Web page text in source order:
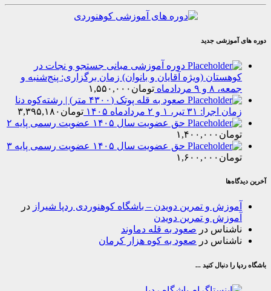
جدید
دوره آموزشی مبانی جستجو و نجات در
(ویژه آقایان و بانوان) زمان برگزاری: پنج‌شنبه و
تومان۱,۵۵۰,۰۰۰
صعود به قله پوتک (۴۳۰۰ متر) | رشته‌کوه دنا
۳۱ تیر، ۱ و ۲ مردادماه ۱۴۰۵
تومان ۳,۳۹۵,۱۸۰
حق عضویت سال ۱۴۰۵ عضویت رسمی پایه ۲
۱,۴۰۰,۰۰۰
حق عضویت سال ۱۴۰۵ عضویت رسمی پایه ۳
۱,۶۰۰,۰۰۰
و تمرین دویدن – باشگاه کوهنوردی ردپا شیراز در
و تمرین دویدن
درصعود به قله دماوند
درصعود به کوه هزار کرمان
دنبال کنید ...